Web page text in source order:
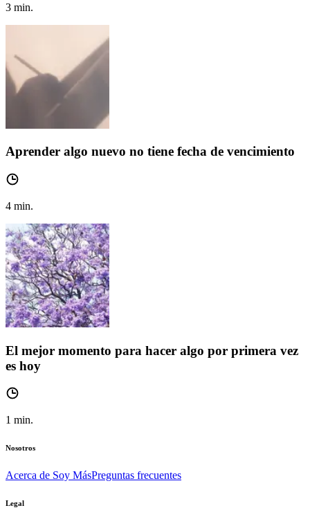
3 min.
Aprender algo nuevo no tiene fecha de vencimiento
4 min.
El mejor momento para hacer algo por primera vez
es hoy
1 min.
Nosotros
Acerca de Soy MásPreguntas frecuentes
Legal